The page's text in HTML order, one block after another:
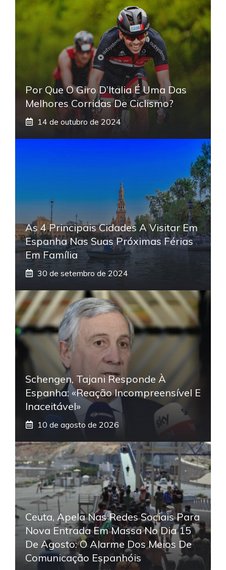
Por Que O Giro D’Italia É Uma Das
Melhores Corridas De Ciclismo?
14 de outubro de 2024
As 4 Principais Cidades A Visitar Em
Espanha Nas Suas Próximas Férias
Em Família
30 de setembro de 2024
Schengen, Tajani Responde À
Espanha: «Reação Incompreensível E
Inaceitável»
10 de agosto de 2026
Ceuta, Apela Nas Redes Sociais Para
Nova Entrada Em Massa No Dia 15
De Agosto: O Alarme Dos Meios De
Comunicação Espanhóis